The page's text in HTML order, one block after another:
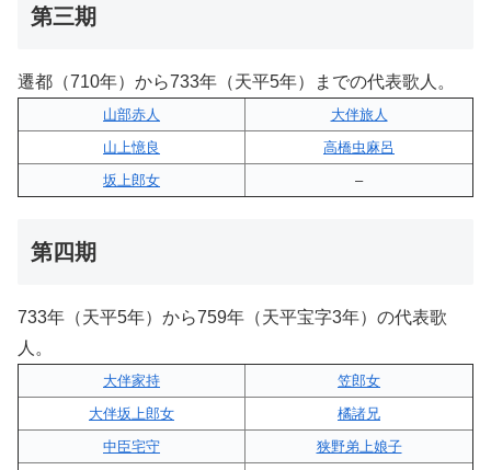
第三期
遷都（710年）から733年（天平5年）までの代表歌人。
山部赤人
大伴旅人
山上憶良
高橋虫麻呂
坂上郎女
–
第四期
733年（天平5年）から759年（天平宝字3年）の代表歌
人。
大伴家持
笠郎女
大伴坂上郎女
橘諸兄
中臣宅守
狭野弟上娘子